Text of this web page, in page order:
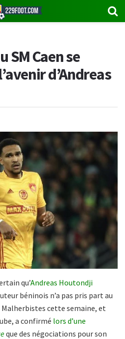
SM Caen se
d’Andreas
qu’Andreas Houtondji
béninois n’a pas pris part au
cette semaine, et
a confirmé lors d’une
que des négociations pour son